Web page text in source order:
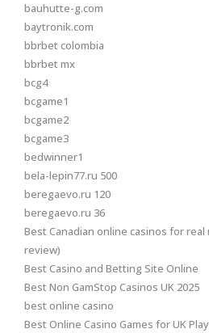
bauhutte-g.com
baytronik.com
bbrbet colombia
bbrbet mx
bcg4
bcgame1
bcgame2
bcgame3
bedwinner1
bela-lepin77.ru 500
beregaevo.ru 120
beregaevo.ru 36
Best Canadian online casinos for real
review)
Best Casino and Betting Site Online
Best Non GamStop Casinos UK 2025
best online casino
Best Online Casino Games for UK